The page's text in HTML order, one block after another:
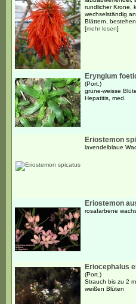
rundlicher Krone,
wechselständig
Blättern,
[mehr lesen]
Eryngium
(Port.)
grüne-weisse
Hepatitis, med.
Eriostemon
lavendelblaue
Eriostemon
rosafarbene
Eriocephalus
(Port.)
Strauch bis zu 2
weißen Blüten